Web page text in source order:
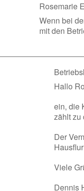
Rosemarie
Wenn bei
mit den
Hallo
ein, die
zählt zu
Der
Viele
Dennis